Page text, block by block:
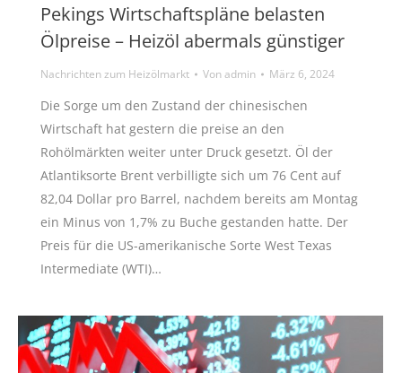
Pekings Wirtschaftspläne belasten
Ölpreise – Heizöl abermals günstiger
Nachrichten zum Heizölmarkt Vonadmin März 6, 2024
Die Sorge um den Zustand der chinesischen
Wirtschaft hat gestern die preise an den
Rohölmärkten weiter unter Druck gesetzt. Öl der
Atlantiksorte Brent verbilligte sich um 76 Cent auf
82,04 Dollar pro Barrel, nachdem bereits am Montag
ein Minus von 1,7% zu Buche gestanden hatte. Der
Preis für die US-amerikanische Sorte West Texas
Intermediate (WTI)…